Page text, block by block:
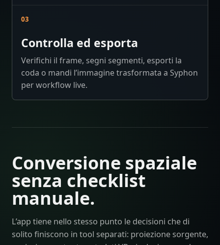
03
Controlla ed esporta
Verifichi il frame, segni segmenti, esporti la
coda o mandi l’immagine trasformata a Syphon
per workflow live.
Conversione spaziale
senza checklist
manuale.
L’app tiene nello stesso punto le decisioni che di
solito finiscono in tool separati: proiezione sorgente,